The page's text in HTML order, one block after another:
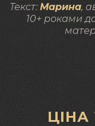
Текст: Марина,
10+ роками
ЦІНА